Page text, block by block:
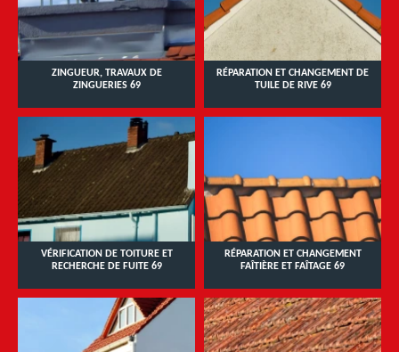
ZINGUEUR, TRAVAUX DE
ZINGUERIES 69
RÉPARATION ET CHANGEMENT DE
TUILE DE RIVE 69
VÉRIFICATION DE TOITURE ET
RECHERCHE DE FUITE 69
RÉPARATION ET CHANGEMENT
FAÎTIÈRE ET FAÎTAGE 69